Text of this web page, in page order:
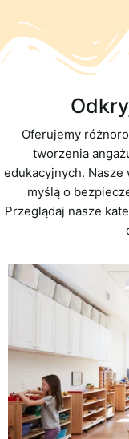
Oferujemy
tworzenia
edukacyjnych.
myślą o
Przeglądaj nasze